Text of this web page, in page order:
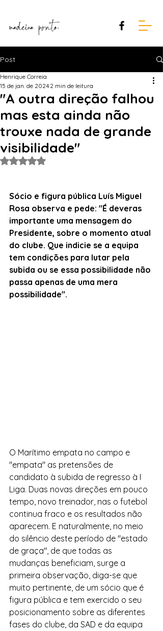
Post
"A outra direção falhou
mas esta ainda não
trouxe nada de grande
visibilidade"
Henrique Correia
15 de jan. de 2024 2 min de leitura
Avaliado com NaN de 5 estrelas.
Sócio e figura pública Luís Miguel
Rosa observa e pede: "É deveras
importante uma mensagem do
Presidente, sobre o momento atual
do clube. Que indicie se a equipa
tem condições para lutar pela
subida ou se essa possibilidade não
passa apenas de uma mera
possibilidade".
O Marítimo empata no campo e
"empata" as pretensões de
candidato à subida de regresso à I
Liga. Duas novas direções em pouco
tempo, novo treinador, nas o futebol
continua fraco e os resultados não
aparecem. E naturalmente, no meio
do silêncio deste período de "estado
de graça", de que todas as
mudanças beneficiam, surge a
primeira observação, diga-se que
muito pertinente, de um sócio que é
figura pública e tem exercido o seu
posicionamento sobre as diferentes
fases do clube, da SAD e da equipa